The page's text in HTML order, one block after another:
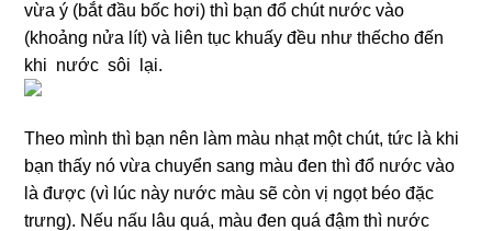
vừa ý (bắt đầu bốc hơi) thì bạn đổ chút nước vào
(khoảng nửa lít) và liên tục khuấy đều như thếcho đến
khi nước sôi lại.
Theo mình thì bạn nên làm màu nhạt một chút, tức là khi
bạn thấy nó vừa chuyển sang màu đen thì đổ nước vào
là được (vì lúc này nước màu sẽ còn vị ngọt béo đặc
trưng). Nếu nấu lâu quá, màu đen quá đậm thì nước